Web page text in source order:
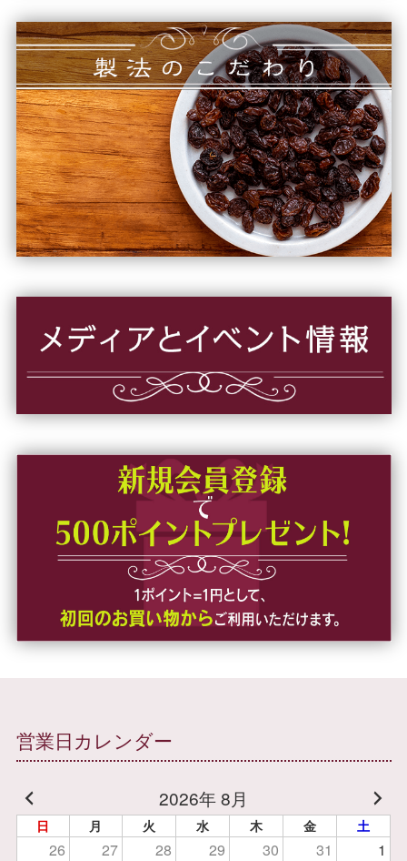
営業日カレンダー
2026年 8月
日 月 火 水 木 金 土
26 27 28 29 30 31 1